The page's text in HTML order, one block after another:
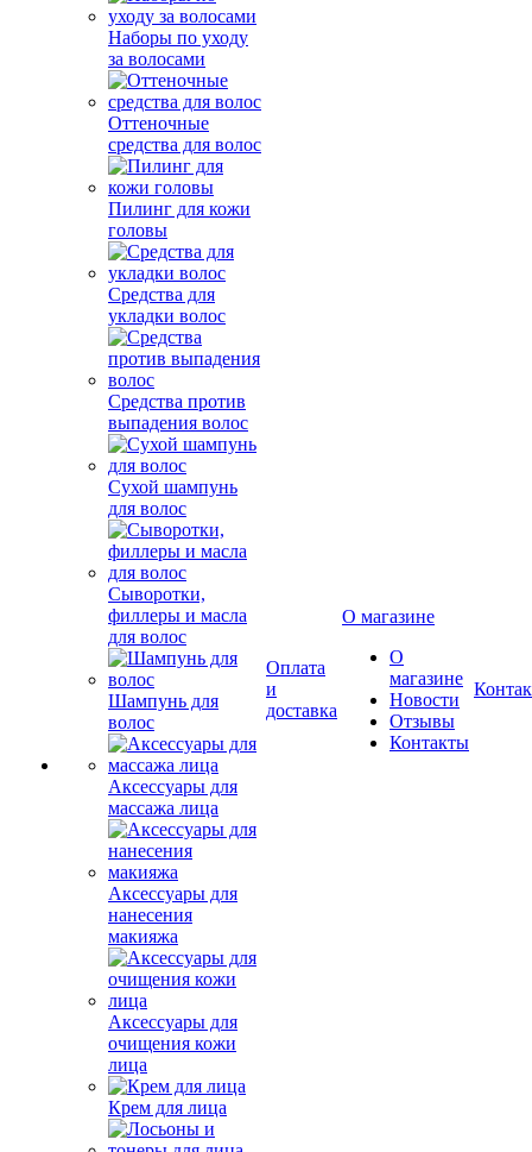
Наборы по уходу
за волосами
Оттеночные
средства для волос
Пилинг для кожи
головы
Средства для
укладки волос
Средства против
выпадения волос
Сухой шампунь
для волос
Сыворотки,
филлеры и масла
для волос
Шампунь для
волос
Аксессуары для
массажа лица
Аксессуары для
нанесения
макияжа
Аксессуары для
очищения кожи
лица
Крем для лица
Оплата
и
доставка
О магазине
О
магазине
Новости
Отзывы
Контакты